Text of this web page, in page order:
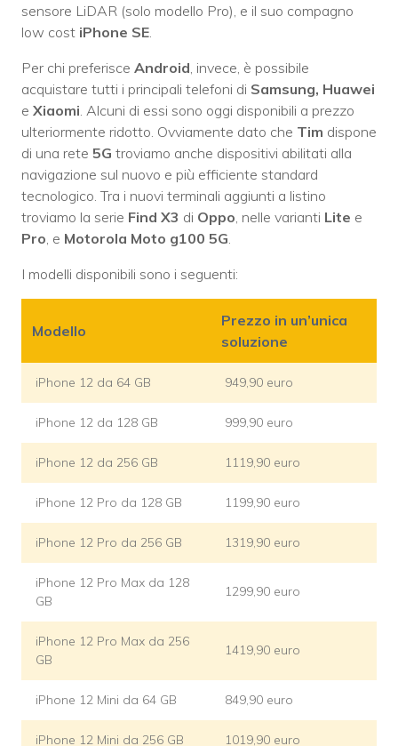
sensore LiDAR (solo modello Pro), e il suo compagno
low cost iPhone SE
Per chi preferisce Android , invece, è possibile
acquistare tutti i principali telefoni di Samsung, Huawei
e Xiaomi . Alcuni di essi sono oggi disponibili a prezzo
ulteriormente ridotto. Ovviamente dato che Tim dispone
di una rete 5G troviamo anche dispositivi abilitati alla
navigazione sul nuovo e più efficiente standard
tecnologico. Tra i nuovi terminali aggiunti a listino
troviamo la serie Find X3 di Oppo , nelle varianti Lite e
Pro , e Motorola Moto g100 5G
I modelli disponibili sono i seguenti:
Modello
Prezzo in un’unica
soluzione
iPhone 12 da 64 GB 949,90 euro
iPhone 12 da 128 GB 999,90 euro
iPhone 12 da 256 GB 1119,90 euro
iPhone 12 Pro da 128 GB 1199,90 euro
iPhone 12 Pro da 256 GB 1319,90 euro
iPhone 12 Pro Max da 128
GB
1299,90 euro
iPhone 12 Pro Max da 256
GB
1419,90 euro
iPhone 12 Mini da 64 GB 849,90 euro
iPhone 12 Mini da 256 GB 1019,90 euro